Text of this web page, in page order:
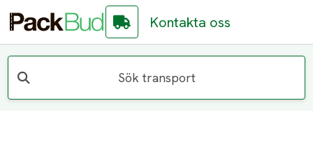
Kontakta oss
Sök transport